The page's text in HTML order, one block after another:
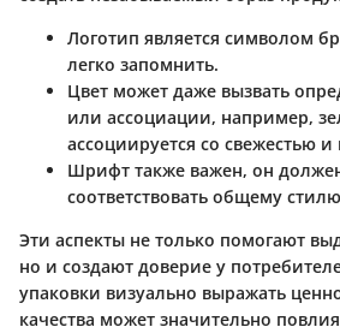
Логотип является символом
легко запомнить.
Цвет может даже вызвать
или ассоциации, например,
ассоциируется со свежестью и
Шрифт также важен, он
соответствовать общему
Эти аспекты не только помогают
но и создают доверие у
упаковки визуально выражать
качества может значительно